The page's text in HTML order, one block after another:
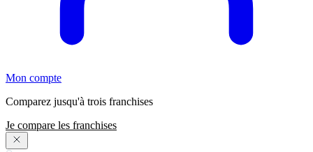
Mon compte
Comparez jusqu'à trois franchises
Je compare les franchises